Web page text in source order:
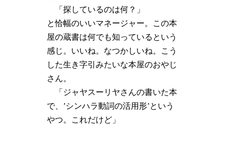
「探しているのは何？」
と恰幅のいいマネージャー。この本
屋の蔵書は何でも知っているという
感じ。いいね。なつかしいね。こう
した生き字引みたいな本屋のおやじ
さん。
「ジャヤスーリヤさんの書いた本
で、’シンハラ動詞の活用形’という
やつ。これだけど」